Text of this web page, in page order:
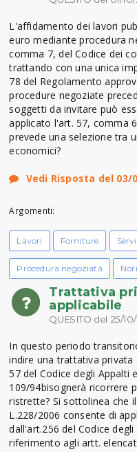
L'affidamento dei lavori
euro mediante procedura
comma 7, del Codice dei
trattando con una unica
78 del Regolamento
procedure negoziate
soggetti da invitare può
applicato l'art. 57, comma
prevede una selezione tra
economici?
Vedi Risposta del 03/
Argomenti:
Lavori Forniture
Procedura negoziata
Trattativa
applicabile
QUESITO del 25/
In questo periodo
indire una trattativa privata
57 del Codice degli Appalti
109/94bisognerà ricorrere
ristrette? Si sottolinea che
L.228/2006 consente di
dall'art.256 del Codice
riferimento agli artt.